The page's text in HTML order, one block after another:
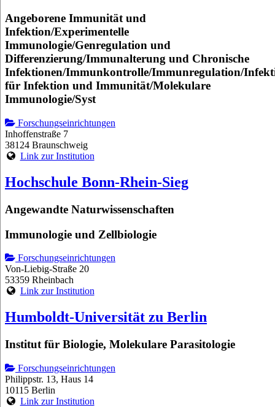
Angeborene Immunität und
Infektion/Experimentelle
Immunologie/Genregulation und
Differenzierung/Immunalterung und Chronische
Infektionen/Immunkontrolle/Immunregulation/
für Infektion und Immunität/Molekulare
Immunologie/Syst
Forschungseinrichtungen
Inhoffenstraße 7
38124 Braunschweig
Link zur Institution
Hochschule Bonn-Rhein-Sieg
Angewandte Naturwissenschaften
Immunologie und Zellbiologie
Forschungseinrichtungen
Von-Liebig-Straße 20
53359 Rheinbach
Link zur Institution
Humboldt-Universität zu Berlin
Institut für Biologie, Molekulare Parasitologie
Forschungseinrichtungen
Philippstr. 13, Haus 14
10115 Berlin
Link zur Institution